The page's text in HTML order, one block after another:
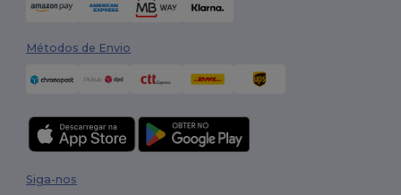
Métodos de Envio
Siga-nos